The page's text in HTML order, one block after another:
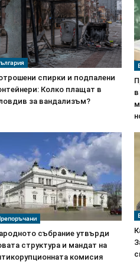
спирки и подпалени
Колко плащат в
за вандализъм?
събрание утвърди
структура и мандат на
комисия